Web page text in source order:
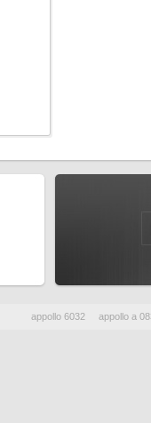
appollo 6032 appollo a